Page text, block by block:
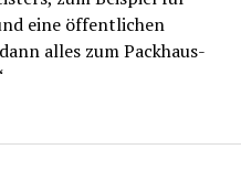
eine öffentlichen
alles zum Packhaus-